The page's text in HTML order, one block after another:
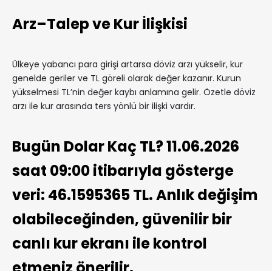
Arz–Talep ve Kur İlişkisi
Ülkeye yabancı para girişi artarsa döviz arzı yükselir, kur
genelde geriler ve TL göreli olarak değer kazanır. Kurun
yükselmesi TL’nin değer kaybı anlamına gelir. Özetle döviz
arzı ile kur arasında ters yönlü bir ilişki vardır.
Bugün Dolar Kaç TL? 11.06.2026
saat 09:00 itibarıyla gösterge
veri: 46.1595365 TL. Anlık değişim
olabileceğinden, güvenilir bir
canlı kur ekranı ile kontrol